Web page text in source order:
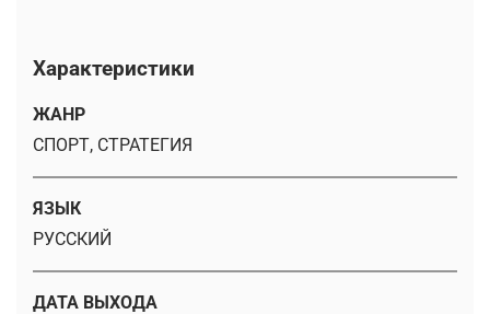
Характеристики
ЖАНР
СПОРТ, СТРАТЕГИЯ
ЯЗЫК
РУССКИЙ
ДАТА ВЫХОДА